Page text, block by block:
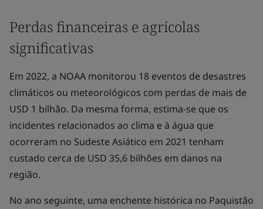
Perdas financeiras e agrícolas
significativas
Em 2022, a NOAA monitorou 18 eventos de desastres
climáticos ou meteorológicos com perdas de mais de
USD 1 bilhão. Da mesma forma, estima-se que os
incidentes relacionados ao clima e à água que
ocorreram no Sudeste Asiático em 2021 tenham
custado cerca de USD 35,6 bilhões em danos na
região.
No ano seguinte, uma enchente histórica no Paquistão